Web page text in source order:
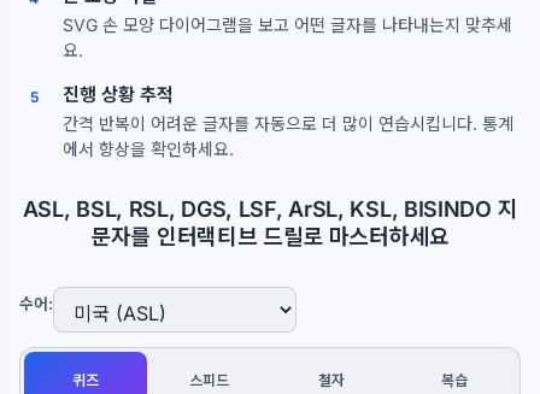
SVG 손 모양 다이어그램을 보고 어떤 글자를 나타내는지 맞추세
요.
5 진행 상황 추적
간격 반복이 어려운 글자를 자동으로 더 많이 연습시킵니다. 통계
에서 향상을 확인하세요.
ASL, BSL, RSL, DGS, LSF, ArSL, KSL, BISINDO 지
문자를 인터랙티브 드릴로 마스터하세요
수어:
퀴즈 스피드 철자 복습